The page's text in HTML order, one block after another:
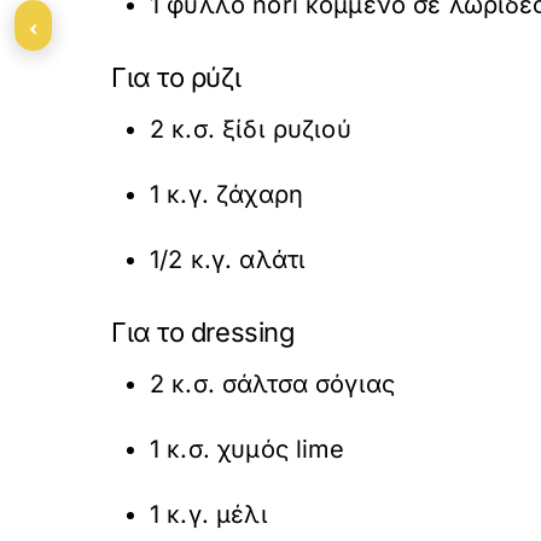
Για το ρύζι
2 κ.σ. ξίδι ρυζιού
1 κ.γ. ζάχαρη
1/2 κ.γ. αλάτι
Για το dressing
2 κ.σ. σάλτσα σόγιας
1 κ.σ. χυμός lime
1 κ.γ. μέλι
‹